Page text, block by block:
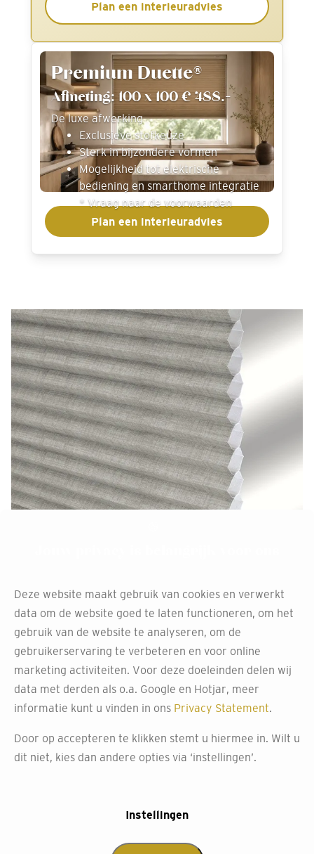
Plan een interieuradvies
Premium Duette®
Afmeting: 100 x 100 € 488.-
De luxe afwerking
Exclusieve stofkeuze
Sterk in bijzondere vormen
Mogelijkheid tot elektrische
bediening en smarthome integratie
* Vraag naar de voorwaarden
Plan een interieuradvies
elektrische duette
raamdecoratie
Onze duette gordijnen combineren luxe met
functionaliteit, net als andere populaire shades. Met ons
uitgebreide aanbod vind je gegarandeerd de perfecte
match voor je interieur. Bij Decokay Klazienaveen kun je
je raambekleding volledig op maat samenstellen, of het
nu gaat om een schuin raam, je serre of erker.
swipe in de app, regel je licht en privacy precies zoals jij
Deze website maakt gebruik van cookies en verwerkt
data om de website goed te laten functioneren, om het
gebruik van de website te analyseren, om de
gebruikerservaring te verbeteren en voor online
marketing activiteiten. Voor deze doeleinden delen wij
data met derden als o.a. Google en Hotjar, meer
informatie kunt u vinden in ons Privacy Statement.
Door op accepteren te klikken stemt u hiermee in. Wilt u
dit niet, kies dan andere opties via ‘instellingen’.
Instellingen